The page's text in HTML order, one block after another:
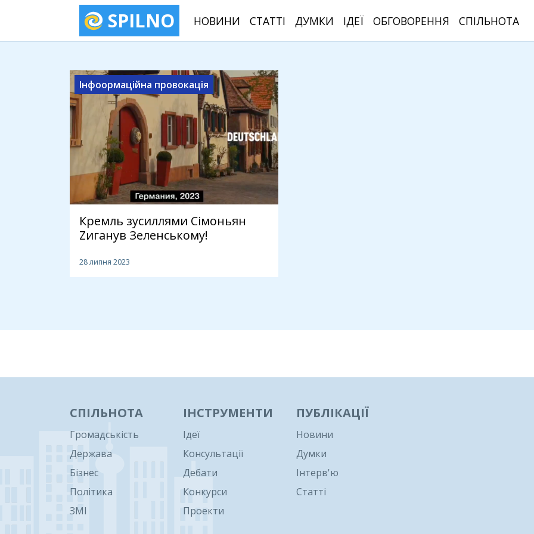
SPILNO НОВИНИ СТАТТІ ДУМКИ ІДЕЇ ОБГОВОРЕННЯ СПІЛЬНОТА
Інфоормаційна провокація
Кремль зусиллями Сімоньян
Zиганув Зеленському!
28 липня 2023
СПІЛЬНОТА
Громадськість
Держава
Бізнес
Політика
ЗМІ
ІНСТРУМЕНТИ
Ідеї
Консультації
Дебати
Конкурси
Проекти
ПУБЛІКАЦІЇ
Новини
Думки
Інтерв'ю
Статті